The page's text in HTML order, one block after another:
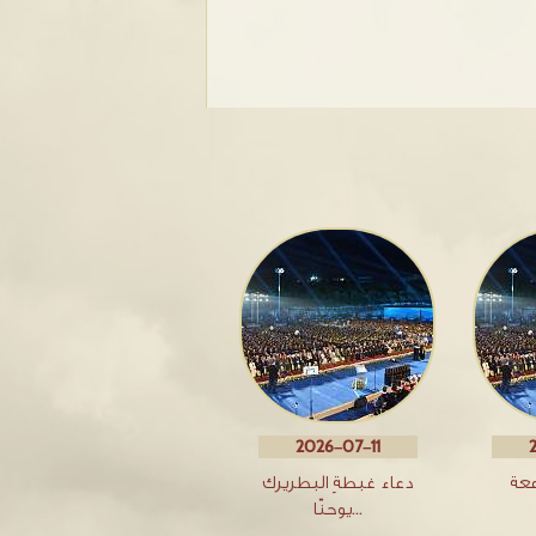
2026-07-11
دعاء غبطةِ البطريرك
يوحنّا…